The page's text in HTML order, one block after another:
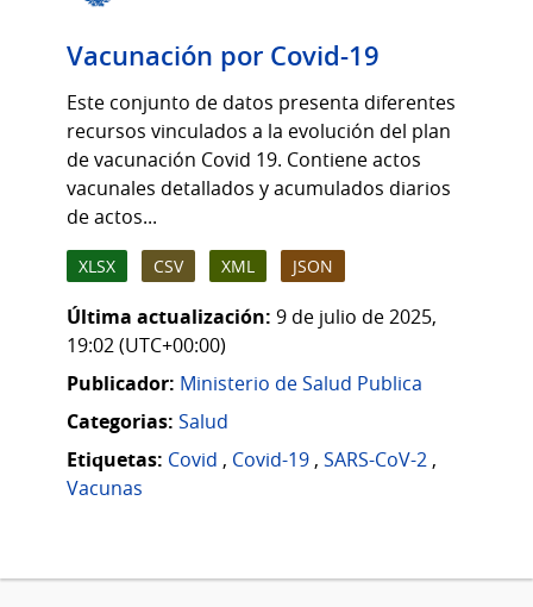
Vacunación por Covid-19
Este conjunto de datos presenta diferentes
recursos vinculados a la evolución del plan
de vacunación Covid 19. Contiene actos
vacunales detallados y acumulados diarios
de actos...
XLSX CSV XML JSON
Última actualización: 9 de julio de 2025,
19:02 (UTC+00:00)
Publicador: Ministerio de Salud Publica
Categorias: Salud
Etiquetas: Covid , Covid-19 , SARS-CoV-2 ,
Vacunas